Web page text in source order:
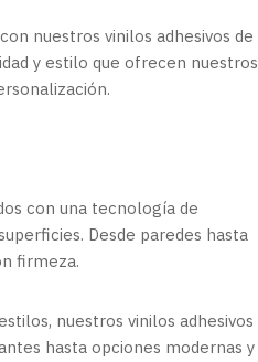
nuestros vinilos adhesivos de
y estilo que ofrecen nuestros
con una tecnología de
Desde paredes hasta
firmeza.
nuestros vinilos adhesivos
hasta opciones modernas y